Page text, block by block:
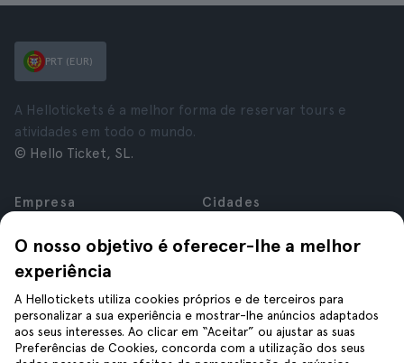
O nosso objetivo é oferecer-lhe a melhor
experiência
A Hellotickets utiliza cookies próprios e de terceiros para
personalizar a sua experiência e mostrar-lhe anúncios adaptados
aos seus interesses. Ao clicar em “Aceitar” ou ajustar as suas
Preferências de Cookies, concorda com a utilização dos seus
PRT (EUR)
A Hellotickets é a melhor forma de reservar tours e
atividades em todo o mundo.
© Hello Ticket, SL.
Empresa
Carreiras
Afiliados
Avaliações
Privacidade
Termos e Condições
Aviso Legal
Cidades
Roma
Londres
Granada
Cracóvia
Tenerife